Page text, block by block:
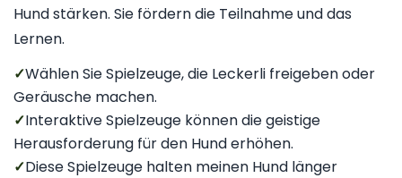
Hund stärken. Sie fördern die Teilnahme und das
Lernen.
✓Wählen Sie Spielzeuge, die Leckerli freigeben oder
Geräusche machen.
✓Interaktive Spielzeuge können die geistige
Herausforderung für den Hund erhöhen.
✓Diese Spielzeuge halten meinen Hund länger